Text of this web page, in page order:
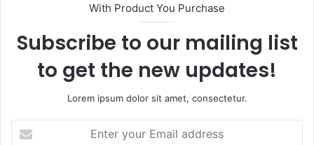
e
With Product You Purchase
Subscribe to our mailing list
to get the new updates!
Lorem ipsum dolor sit amet, consectetur.